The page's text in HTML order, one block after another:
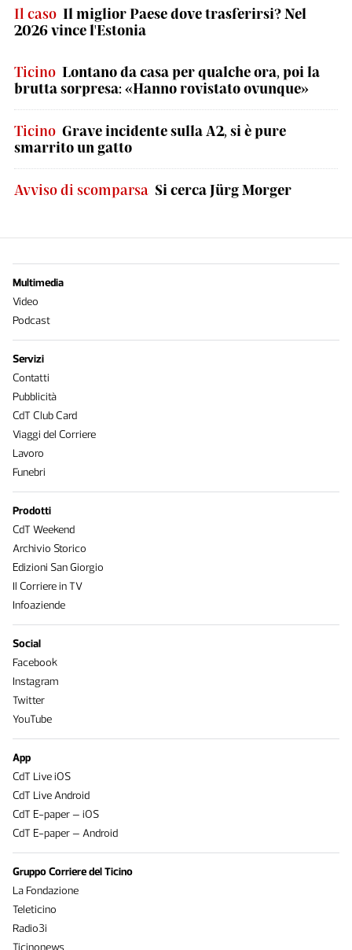
Il caso Il miglior Paese dove trasferirsi? Nel
2026 vince l'Estonia
Ticino Lontano da casa per qualche ora, poi la
brutta sorpresa: «Hanno rovistato ovunque»
Ticino Grave incidente sulla A2, si è pure
smarrito un gatto
Avviso di scomparsa Si cerca Jürg Morger
Multimedia
Video
Podcast
Servizi
Contatti
Pubblicità
CdT Club Card
Viaggi del Corriere
Lavoro
Funebri
Prodotti
CdT Weekend
Archivio Storico
Edizioni San Giorgio
Il Corriere in TV
Infoaziende
Social
Facebook
Instagram
Twitter
YouTube
App
CdT Live iOS
CdT Live Android
CdT E-paper – iOS
CdT E-paper – Android
Gruppo Corriere del Ticino
La Fondazione
Teleticino
Radio3i
Ticinonews